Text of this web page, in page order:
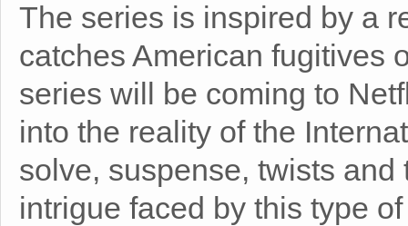
The series is inspired by a
catches American
series will be coming to
into the reality of the
solve, suspense, twists
intrigue faced by this type